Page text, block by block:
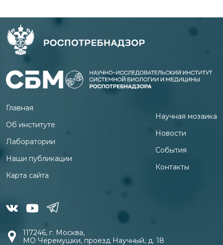
Главная
Об институте
Лаборатории
Наши публикации
Карта сайта
Научная мозаика
Новости
События
Контакты
117246, г. Москва,
МО Черемушки, проезд Научный, д. 18